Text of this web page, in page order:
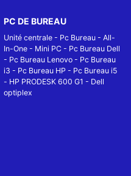
PC DE BUREAU
Unité centrale - Pc Bureau - All-
In-One - Mini PC - Pc Bureau Dell
- Pc Bureau Lenovo - Pc Bureau
i3 - Pc Bureau HP - Pc Bureau i5
- HP PRODESK 600 G1 - Dell
optiplex